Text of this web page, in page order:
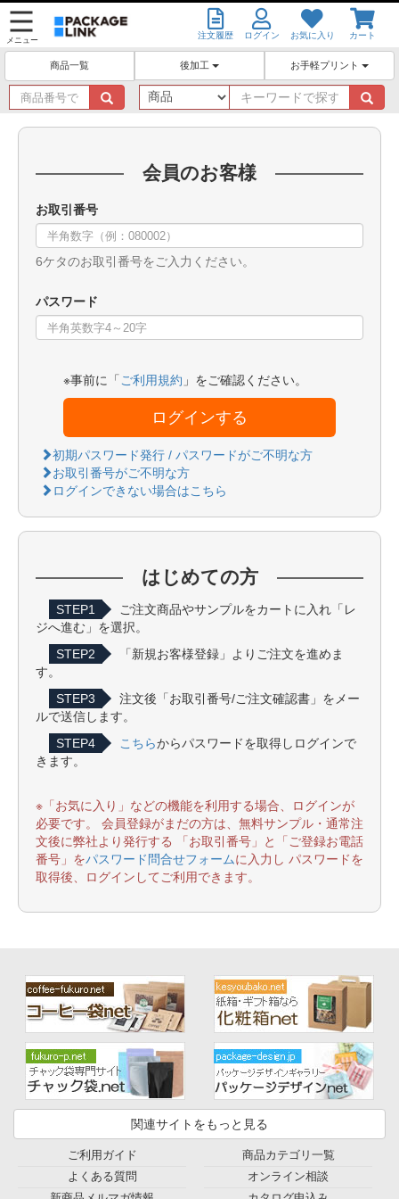
メニュー 注文履歴 ログイン お気に入り カート
商品一覧 後加工 お手軽プリント
商
品
番
キ
ー
ワ
会員のお客様
お取引番号
6ケタのお取引番号をご入力ください。
パスワード
※事前に「 ご利用規約 」をご確認ください。
ログインする
初期パスワード発行 / パスワードがご不明な方
お取引番号がご不明な方
ログインできない場合はこちら
はじめての方
STEP1
ご注文商品やサンプルをカートに入れ「レ
ジへ進む」を選択。
STEP2
「新規お客様登録」よりご注文を進めま
す。
STEP3
注文後「お取引番号/ご注文確認書」をメー
ルで送信します。
STEP4
こちらからパスワードを取得しログインで
きます。
※「お気に入り」などの機能を利用する場合、ログインが
必要です。 会員登録がまだの方は、無料サンプル・通常注
文後に弊社より発行する 「お取引番号」と「ご登録お電話
番号」をパスワード問合せフォームに入力し パスワードを
取得後、ログインしてご利用できます。
関連サイトをもっと見る
ご利用ガイド
よくある質問
商品カテゴリ一覧
オンライン相談